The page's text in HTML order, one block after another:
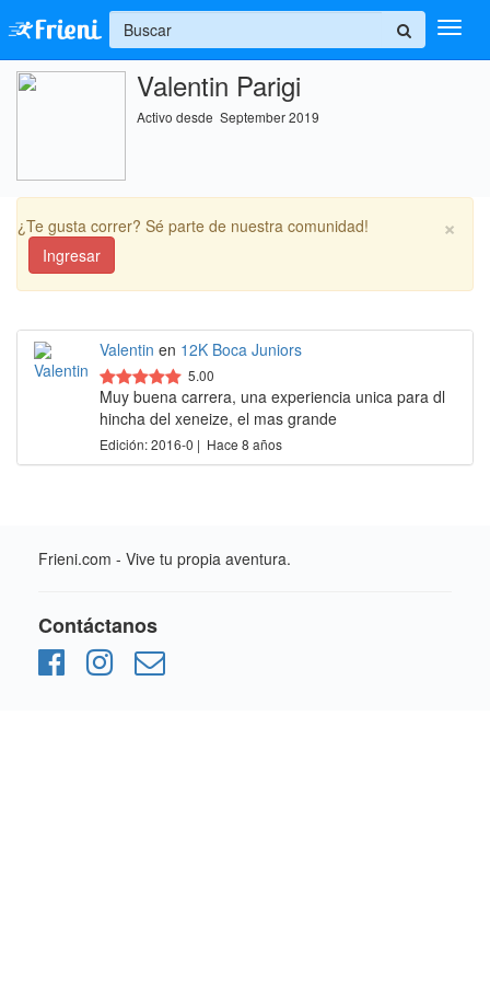
Ayuda
+
Valentin Parigi
Activo desde September 2019
×
¿Te gusta correr? Sé parte de nuestra comunidad!
Ingresar
Valentin en 12K Boca Juniors
5.00
Muy buena carrera, una experiencia unica para dl
hincha del xeneize, el mas grande
Edición: 2016-0 | Hace 8 años
Frieni.com - Vive tu propia aventura.
Contáctanos